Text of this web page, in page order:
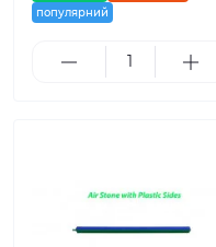
популярний